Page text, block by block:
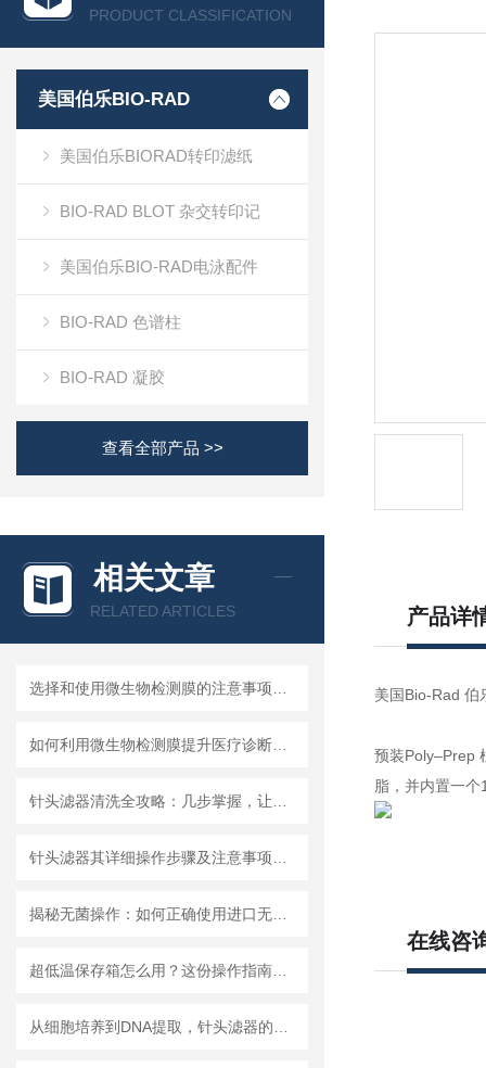
PRODUCT CLASSIFICATION
美国伯乐BIO-RAD
美国伯乐BIORAD转印滤纸
BIO-RAD BLOT 杂交转印记
美国伯乐BIO-RAD电泳配件
BIO-RAD 色谱柱
BIO-RAD 凝胶
查看全部产品 >>
相关文章
RELATED ARTICLES 产品详
美国Bio-Rad
预装Poly–Prep
脂，并内置一
在线咨